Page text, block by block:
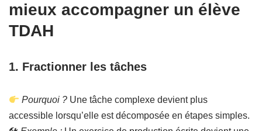
mieux accompagner un élève
TDAH
1. Fractionner les tâches
Pourquoi ? Une tâche complexe devient plus
accessible lorsqu’elle est décomposée en étapes simples.